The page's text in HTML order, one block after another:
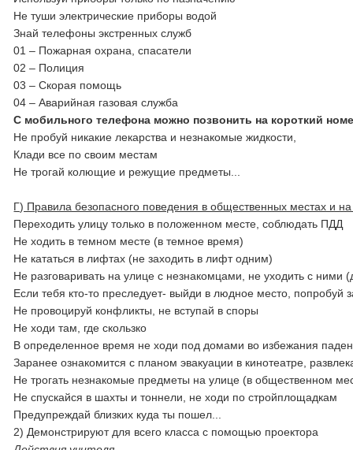
Не туши электрические приборы водой
Знай телефоны экстренных служб
01 – Пожарная охрана, спасатели
02 – Полиция
03 – Скорая помощь
04 – Аварийная газовая служба
С мобильного телефона можно позвонить на короткий
Не пробуй никакие лекарства и незнакомые жидкости,
Клади все по своим местам
Не трогай колющие и режущие предметы...
Г) Правила безопасного поведения в общественных местах и
Переходить улицу только в положенном месте, соблюдать ПДД
Не ходить в темном месте (в темное время)
Не кататься в лифтах (не заходить в лифт одним)
Не разговаривать на улице с незнакомцами, не уходить с
Если тебя кто-то преследует- выйди в людное место, попробуй
Не провоцируй конфликты, не вступай в споры
Не ходи там, где скользко
В определенное время не ходи под домами во избежания
Заранее ознакомится с планом эвакуации в кинотеатре,
Не трогать незнакомые предметы на улице (в общественном
Не спускайся в шахты и тоннели, не ходи по стройплощадкам
Предупреждай близких куда ты пошел...
2) Демонстрируют для всего класса с помощью проектора